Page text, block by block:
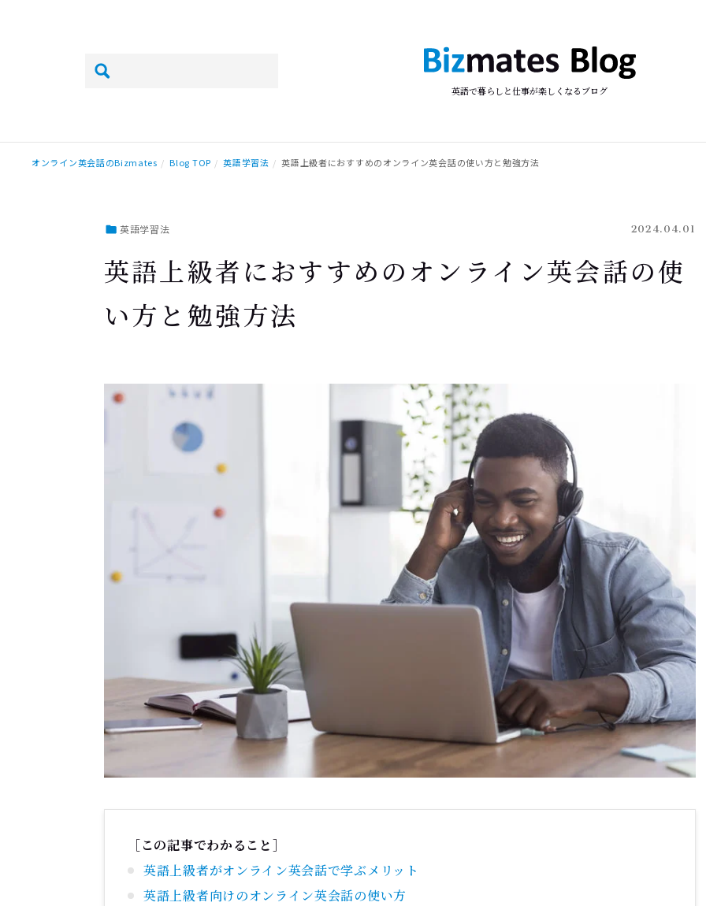
英語で暮らしと仕事が楽しくなるブログ
オンライン英会話のBizmates Blog TOP 英語学習法 英語上級者におすすめのオンライン英会話の使い方と勉強方法
英語学習法 2024.04.01
英語上級者におすすめのオンライン英会話の使
い方と勉強方法
［この記事でわかること］
英語上級者がオンライン英会話で学ぶメリット
英語上級者向けのオンライン英会話の使い方